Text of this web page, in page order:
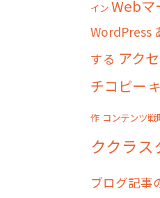
イン Webマ
WordPress
する アク
チコピー
作 コンテンツ戦
ククラス
ブログ記事